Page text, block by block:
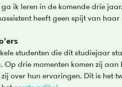
ik leren in de komende drie
heeft geen spijt van haar
studenten die dit studiejaar
Op drie momenten komen zij aan
over hun ervaringen. Dit is het